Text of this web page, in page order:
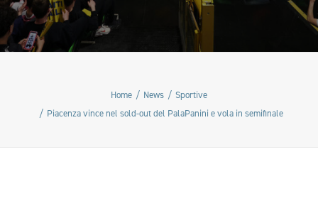
Home News
Sportive
Piacenza vince nel sold-out del PalaPanini e vola in semifinale